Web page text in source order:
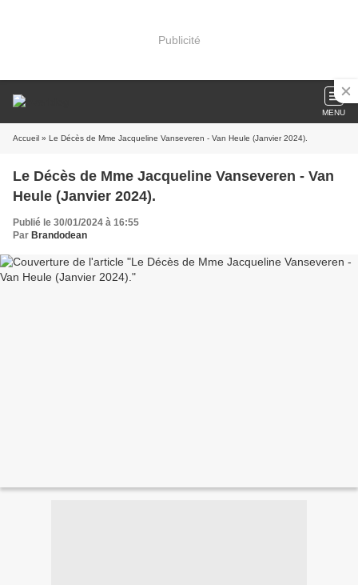
Publicité
MENU
Accueil » Le Décès de Mme Jacqueline Vanseveren - Van Heule (Janvier 2024).
Le Décès de Mme Jacqueline Vanseveren - Van
Heule (Janvier 2024).
Publié le 30/01/2024 à 16:55
Par Brandodean